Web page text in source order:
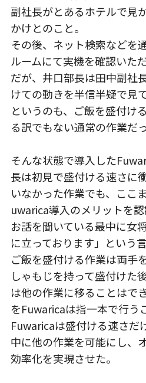
副社長がとあるホテルで見
かけとのこと。
その後、ネット検索などを
ルームにて実機を確認いた
だが、井口部長は田中副社
けての動きを半信半疑で見
というのも、ご飯を盛付け
る訳でもない通常の作業だ
そんな状態で導入した
長は初見で盛付ける速さに
いなかった作業でも、ここ
uwarica導入のメリットを認
お話を聞いている最中に女
に立っております」という
ご飯を盛付ける作業は両手
しゃもじを持って盛付けた
は他の作業に移ることはで
をFuwaricaは指一本で行う
Fuwaricaは盛付ける速さだ
中に他の作業を可能にし、
効率化を実現させた。